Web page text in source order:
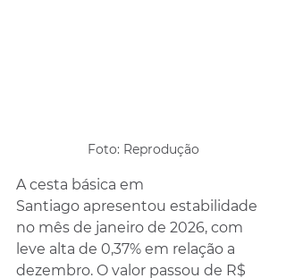
Foto: Reprodução
A cesta básica em
Santiago apresentou estabilidade
no mês de janeiro de 2026, com
leve alta de 0,37% em relação a
dezembro. O valor passou de R$